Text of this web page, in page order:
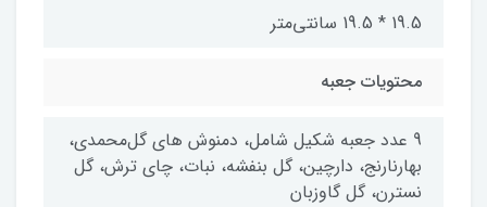
19.5 * 19.5 سانتی‌متر
محتویات جعبه
9 عدد جعبه شکیل شامل، دمنوش های گل‌محمدی،
بهارنارنج، دارچین، گل بنفشه، نبات، چای ترش، گل
نسترن، گل گاوزبان